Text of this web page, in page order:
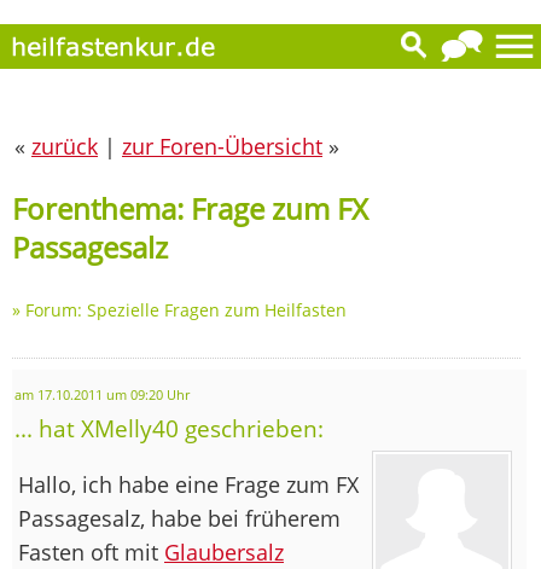
« zurück | zur Foren-Übersicht »
Forenthema: Frage zum FX
Passagesalz
» Forum: Spezielle Fragen zum Heilfasten
am 17.10.2011 um 09:20 Uhr
... hat XMelly40 geschrieben:
Hallo, ich habe eine Frage zum FX
Passagesalz, habe bei früherem
Fasten oft mit Glaubersalz